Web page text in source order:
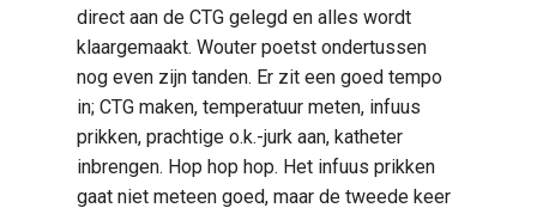
direct aan de CTG gelegd en alles wordt
klaargemaakt. Wouter poetst ondertussen
nog even zijn tanden. Er zit een goed tempo
in; CTG maken, temperatuur meten, infuus
prikken, prachtige o.k.-jurk aan, katheter
inbrengen. Hop hop hop. Het infuus prikken
gaat niet meteen goed, maar de tweede keer